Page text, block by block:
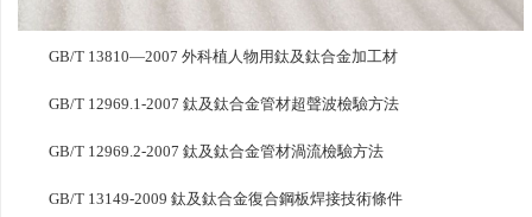
GB/T 13810—2007 外科植人物用鈦及鈦合金加工材
GB/T 12969.1-2007 鈦及鈦合金管材超聲波檢驗方法
GB/T 12969.2-2007 鈦及鈦合金管材渦流檢驗方法
GB/T 13149-2009 鈦及鈦合金復合鋼板焊接技術條件